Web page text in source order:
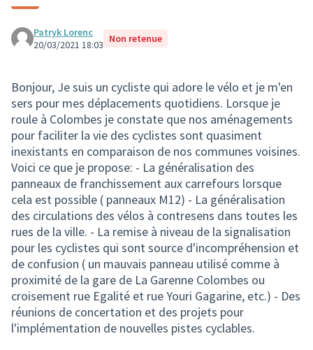
Patryk Lorenc
20/03/2021 18:03 Non retenue
Bonjour, Je suis un cycliste qui adore le vélo et je m'en
sers pour mes déplacements quotidiens. Lorsque je
roule à Colombes je constate que nos aménagements
pour faciliter la vie des cyclistes sont quasiment
inexistants en comparaison de nos communes voisines.
Voici ce que je propose: - La généralisation des
panneaux de franchissement aux carrefours lorsque
cela est possible ( panneaux M12) - La généralisation
des circulations des vélos à contresens dans toutes les
rues de la ville. - La remise à niveau de la signalisation
pour les cyclistes qui sont source d'incompréhension et
de confusion ( un mauvais panneau utilisé comme à
proximité de la gare de La Garenne Colombes ou
croisement rue Egalité et rue Youri Gagarine, etc.) - Des
réunions de concertation et des projets pour
l'implémentation de nouvelles pistes cyclables.